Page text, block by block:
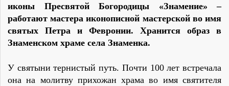
иконы Пресвятой Богородицы «Знамение» –
работают мастера иконописной мастерской во имя
святых Петра и Февронии. Хранится образ в
Знаменском храме села Знаменка.
У святыни тернистый путь. Почти 100 лет встречала
она на молитву прихожан храма во имя святителя